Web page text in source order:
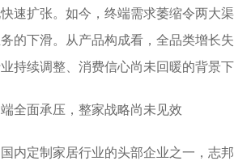
速扩张。如今，终端需求萎缩令两大
的下滑。从产品构成看，全品类增长
持续调整、消费信心尚未回暖的背景
全面承压，整家战略尚未见效
内定制家居行业的头部企业之一，志